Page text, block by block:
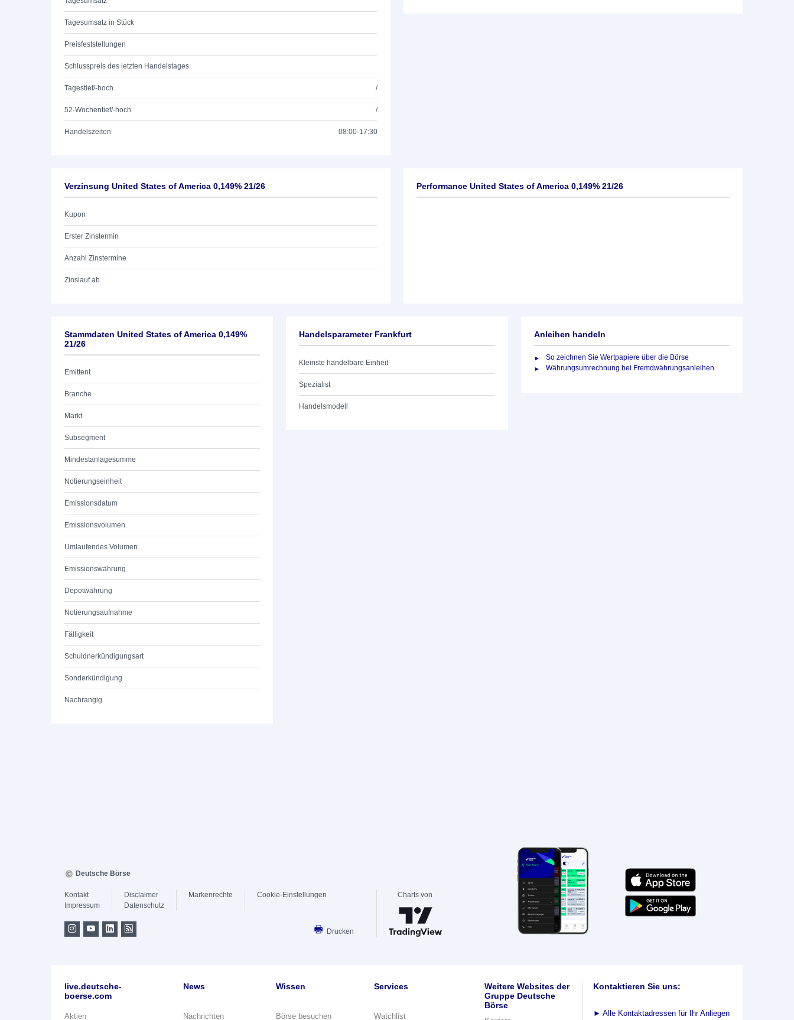
Tagesumsatz in Stück
Preisfeststellungen
Schlusspreis des letzten Handelstages
Tagestief/-hoch /
52-Wochentief/-hoch /
Handelszeiten 08:00-17:30
Verzinsung United States of America 0,149% 21/26
Kupon
Erster Zinstermin
Anzahl Zinstermine
Zinslauf ab
Performance United States of America 0,149% 21/26
Stammdaten United States of America 0,149%
21/26
Emittent
Branche
Markt
Subsegment
Mindestanlagesumme
Notierungseinheit
Emissionsdatum
Emissionsvolumen
Umlaufendes Volumen
Emissionswährung
Depotwährung
Notierungsaufnahme
Fälligkeit
Schuldnerkündigungsart
Sonderkündigung
Nachrangig
Handelsparameter Frankfurt
Kleinste handelbare Einheit
Spezialist
Handelsmodell
Anleihen handeln
So zeichnen Sie Wertpapiere über die Börse
Währungsumrechnung bei Fremdwährungsanleihen
Deutsche Börse
Kontakt
Impressum
Disclaimer
Datenschutz
Markenrechte Cookie-Einstellungen
Drucken
Charts von
live.deutsche-
boerse.com
Aktien
News
Nachrichten
Wissen
Börse besuchen
Services
Watchlist
Weitere Websites der
Gruppe Deutsche
Börse
Kontaktieren Sie uns:
► Alle Kontaktadressen für Ihr Anliegen